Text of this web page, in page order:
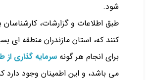
شود.
طبق اطلاعات و گزارشات، کارشناسان
کنند که، استان مازندران منطقه ای
برای انجام هر گونه سرمایه گذاری از
می باشد، و این اطمینان وجود دارد